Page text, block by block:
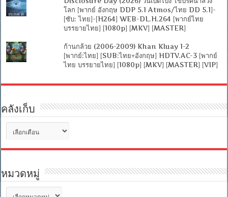
โลก [พากย์ อังกฤษ DDP 5.1 Atmos/ไทย DD 5.1]-
[ซับ: ไทย]-[H264] WEB-DL.H.264 [พากย์ไทย
บรรยายไทย] [1080p] [MKV] [MASTER]
ก้านกล้วย (2006-2009) Khan Kluay 1-2
[พากย์:ไทย] [SUB:ไทย+อังกฤษ] HDTV.AC-3 [พากย์
ไทย บรรยายไทย] [1080p] [MKV] [MASTER] [VIP]
คลังเก็บ
เก็บ
หมวดหมู่